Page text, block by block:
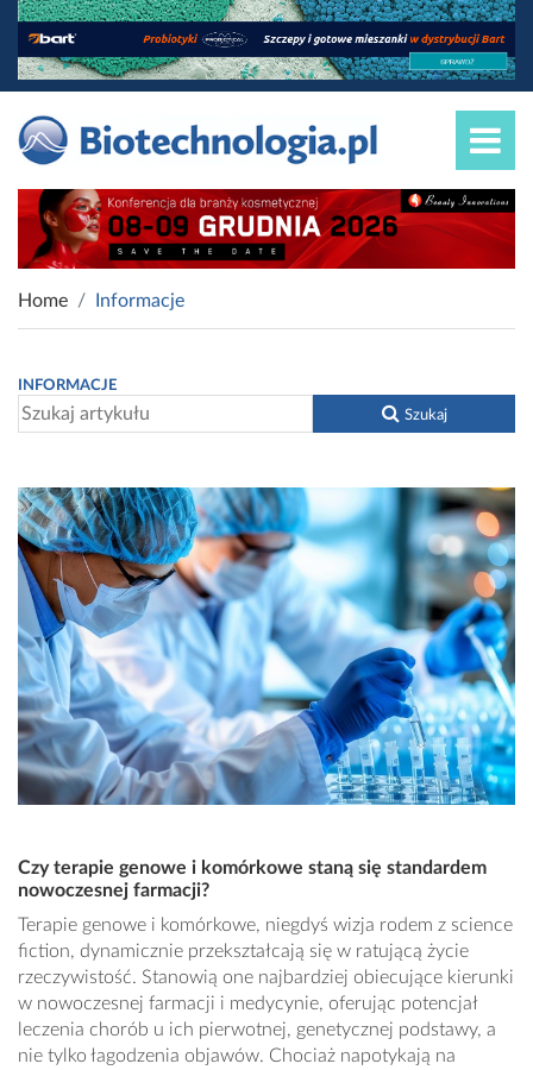
Home Informacje
INFORMACJE
Szukaj
Czy terapie genowe i komórkowe staną się standardem
nowoczesnej farmacji?
Terapie genowe i komórkowe, niegdyś wizja rodem z science
fiction, dynamicznie przekształcają się w ratującą życie
rzeczywistość. Stanowią one najbardziej obiecujące kierunki
w nowoczesnej farmacji i medycynie, oferując potencjał
leczenia chorób u ich pierwotnej, genetycznej podstawy, a
nie tylko łagodzenia objawów. Chociaż napotykają na